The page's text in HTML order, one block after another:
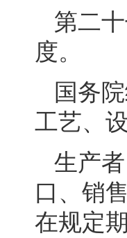
第二
度。
国务
工艺、
生产
口、销
在规定